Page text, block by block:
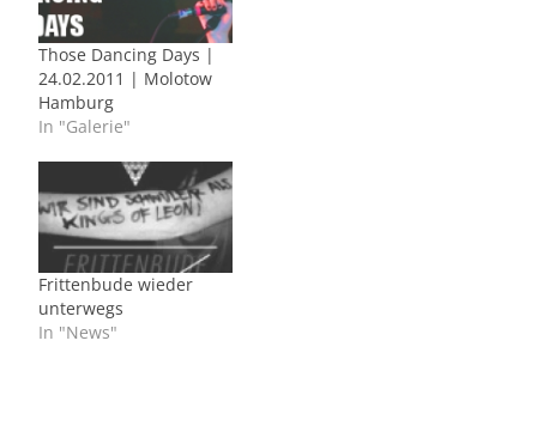
Those Dancing Days |
24.02.2011 | Molotow
Hamburg
In "Galerie"
Frittenbude wieder
unterwegs
In "News"